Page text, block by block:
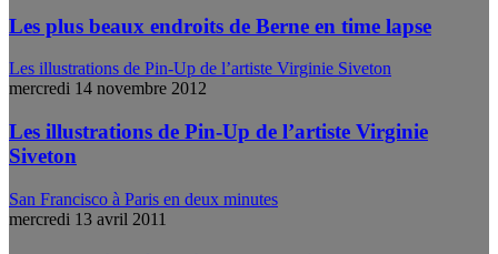
Les plus beaux endroits de Berne en time lapse
Les illustrations de Pin-Up de l’artiste Virginie Siveton
mercredi 14 novembre 2012
Les illustrations de Pin-Up de l’artiste Virginie
Siveton
San Francisco à Paris en deux minutes
mercredi 13 avril 2011